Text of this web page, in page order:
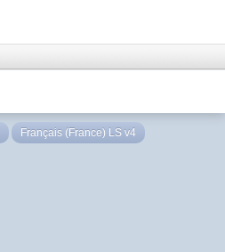
Français (France) LS v4